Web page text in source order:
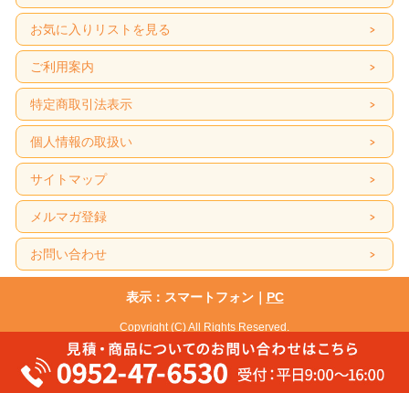
お気に入りリストを見る
ご利用案内
特定商取引法表示
個人情報の取扱い
サイトマップ
メルマガ登録
お問い合わせ
表示：スマートフォン｜ PC
Copyright (C) All Rights Reserved.